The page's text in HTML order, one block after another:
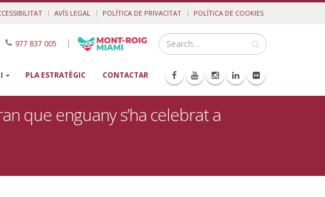
AVÍS LEGAL POLÍTICA DE PRIVACITAT POLÍTICA DE COOKIES
977 837 005 |
PLA ESTRATÈGIC CONTACTAR
que enguany s’ha celebrat a